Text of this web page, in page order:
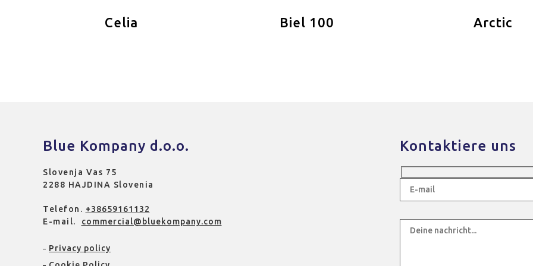
Celia Biel 100 Arctic
Blue Kompany d.o.o.
Slovenja Vas 75
2288 HAJDINA Slovenia
Telefon. +38659161132
E-mail. commercial@bluekompany.com
Privacy policy
Kontaktiere uns